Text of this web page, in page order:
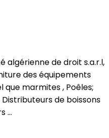
algérienne de droit s.a.r.l,
des équipements
que marmites , Poêles;
de boissons
...